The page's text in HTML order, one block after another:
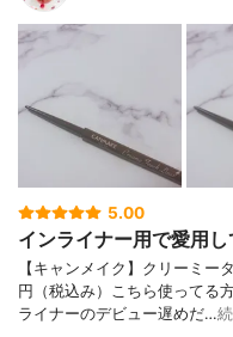
5.00
インライナー用で愛用し
【キャンメイク】クリーミー
円（税込み）こちら使ってる
ライナーのデビュー遅めだ…